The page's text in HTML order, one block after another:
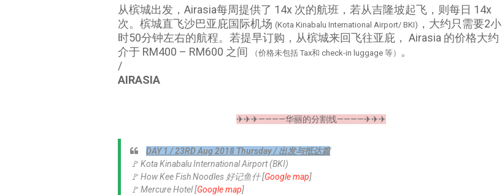
从槟城出发，Airasia每周提供了 14x 次的航班，若从吉隆坡起飞，则每日 14x
次。槟城直飞沙巴亚庇国际机场 (Kota Kinabalu International Airport/ BKI) ，大约只需要2小
时50分钟左右的航程。若提早订购，从槟城来回飞往亚庇， Airasia 的价格大约
介于 RM400 – RM600 之间
（价格未包括 Tax和 check-in luggage 等）
。
/
AIRASIA
✈✈✈————华丽的分割线————✈✈✈
DAY 1 / 23RD Aug 2018 Thursday / 出发与抵达篇
🚩 Kota Kinabalu International Airport (BKI)
🚩 How Kee Fish Noodles 好记鱼什 [Google map]
🚩 Mercure Hotel [Google map]